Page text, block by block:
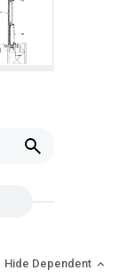
Hide Dependent